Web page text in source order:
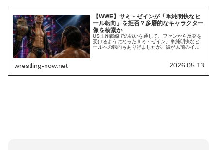
【WWE】サミ・ゼインが「単純明快なヒ
ール転向」を拒否？多層的なキャラクター
像を模索か
US王座戦線での戦いを通して、ファンから反発を
受けるようになったサミ・ゼイン。単純明快なヒ
ールへの転向もあり得ましたが、彼が以前のイン
語ったように、彼は自身の立場のあるべき姿をし
っかりイメージしているようです。Self Made Pro
wrestling-now.net 2026.05.13